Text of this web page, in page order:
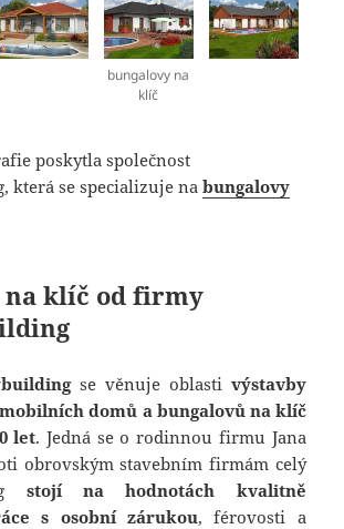
bungalovy na
klíč
poskytla společnost
která se specializuje nabungalovy
na klíč od firmy
se věnuje oblasti výstavby
domů a bungalovů na klíč
let. Jedná se o rodinnou firmu Jana
obrovským stavebním firmám celý
stojí na hodnotách kvalitně
s osobní zárukou, férovosti a